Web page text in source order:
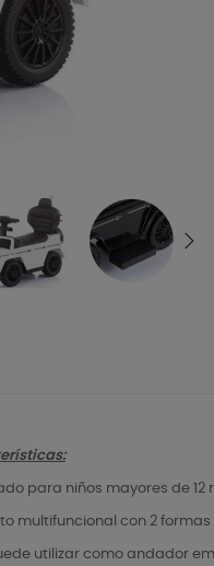
para niños mayores de 12
multifuncional con 2 formas
utilizar como andador